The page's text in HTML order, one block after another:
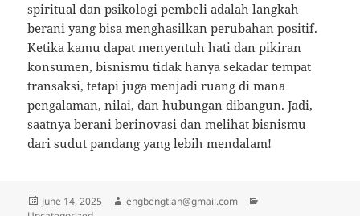
spiritual dan psikologi pembeli adalah langkah
berani yang bisa menghasilkan perubahan positif.
Ketika kamu dapat menyentuh hati dan pikiran
konsumen, bisnismu tidak hanya sekadar tempat
transaksi, tetapi juga menjadi ruang di mana
pengalaman, nilai, dan hubungan dibangun. Jadi,
saatnya berani berinovasi dan melihat bisnismu
dari sudut pandang yang lebih mendalam!
Posted
June 14, 2025 Author
engbengtian@gmail.com